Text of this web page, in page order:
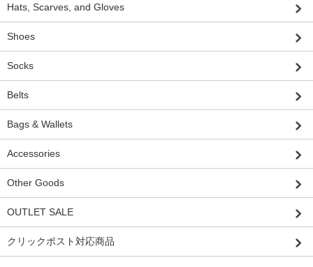
Hats, Scarves, and Gloves
Shoes
Socks
Belts
Bags & Wallets
Accessories
Other Goods
OUTLET SALE
クリックポスト対応商品